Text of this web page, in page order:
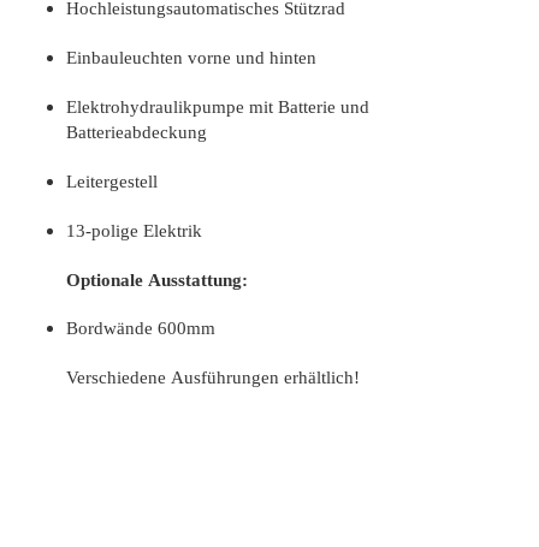
Hochleistungsautomatisches Stützrad
Einbauleuchten vorne und hinten
Elektrohydraulikpumpe mit Batterie und
Batterieabdeckung
Leitergestell
13-polige Elektrik
Optionale Ausstattung:
Bordwände 600mm
Verschiedene Ausführungen erhältlich!